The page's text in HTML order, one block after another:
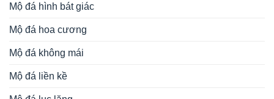
Mộ đá hình bát giác
Mộ đá hoa cương
Mộ đá không mái
Mộ đá liền kề